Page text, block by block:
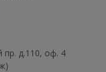
пр. д.110, оф. 4